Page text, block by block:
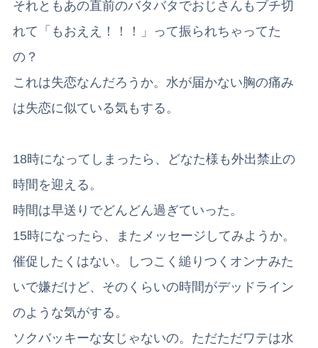
それともあの直前のバタバタでおじさんもブチ切
れて「もおええ！！！」って振られちゃってた
の？
これは失恋なんだろうか。水が届かない胸の痛み
は失恋に似ている気もする。
18時になってしまったら、どなた様も外出禁止の
時間を迎える。
時間は早送りでどんどん過ぎていった。
15時になったら、またメッセージしてみようか。
催促したくはない。しつこく縋りつくオンナみた
いで嫌だけど、そのくらいの時間がデッドライン
のような気がする。
ソクバッキーな女じゃないの。ただただワテは水